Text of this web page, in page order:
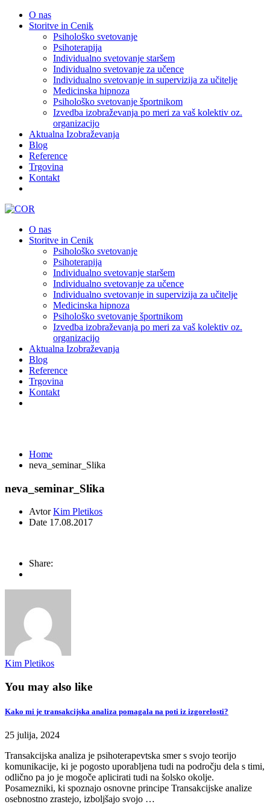
O nas
Storitve in Cenik
Psihološko svetovanje
Psihoterapija
Individualno svetovanje staršem
Individualno svetovanje za učence
Individualno svetovanje in supervizija za učitelje
Medicinska hipnoza
Psihološko svetovanje športnikom
Izvedba izobraževanja po meri za vaš kolektiv oz.
organizacijo
Aktualna Izobraževanja
Blog
Reference
Trgovina
Kontakt
O nas
Storitve in Cenik
Psihološko svetovanje
Psihoterapija
Individualno svetovanje staršem
Individualno svetovanje za učence
Individualno svetovanje in supervizija za učitelje
Medicinska hipnoza
Psihološko svetovanje športnikom
Izvedba izobraževanja po meri za vaš kolektiv oz.
organizacijo
Aktualna Izobraževanja
Blog
Reference
Trgovina
Kontakt
Home
neva_seminar_Slika
neva_seminar_Slika
Avtor Kim Pletikos
Date 17.08.2017
Share:
Kim Pletikos
You may also like
Kako mi je transakcijska analiza pomagala na poti iz izgorelosti?
25 julija, 2024
Transakcijska analiza je psihoterapevtska smer s svojo teorijo
komunikacije, ki je pogosto uporabljena tudi na področju dela s timi,
odlično pa jo je mogoče aplicirati tudi na šolsko okolje.
Posamezniki, ki spoznajo osnovne principe Transakcijske analize
osebnostno zrastejo, izboljšajo svojo …